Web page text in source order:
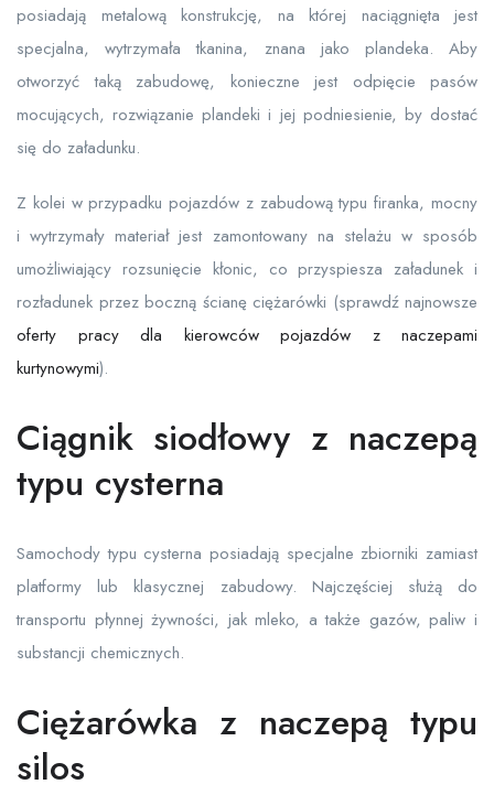
posiadają metalową konstrukcję, na której naciągnięta jest
specjalna, wytrzymała tkanina, znana jako plandeka. Aby
otworzyć taką zabudowę, konieczne jest odpięcie pasów
mocujących, rozwiązanie plandeki i jej podniesienie, by dostać
się do załadunku.
Z kolei w przypadku pojazdów z zabudową typu firanka, mocny
i wytrzymały materiał jest zamontowany na stelażu w sposób
umożliwiający rozsunięcie kłonic, co przyspiesza załadunek i
rozładunek przez boczną ścianę ciężarówki (sprawdź najnowsze
oferty pracy dla kierowców pojazdów z naczepami
kurtynowymi).
Ciągnik siodłowy z naczepą
typu cysterna
Samochody typu cysterna posiadają specjalne zbiorniki zamiast
platformy lub klasycznej zabudowy. Najczęściej służą do
transportu płynnej żywności, jak mleko, a także gazów, paliw i
substancji chemicznych.
Ciężarówka z naczepą typu
silos